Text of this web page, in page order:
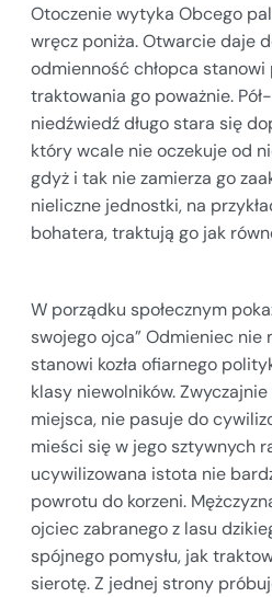
Otoczenie wytyka Obcego
wręcz poniża. Otwarcie daje
odmienność chłopca
traktowania go poważnie.
niedźwiedź długo stara się
który wcale nie oczekuje od
gdyż i tak nie zamierza go
nieliczne jednostki, na
bohatera, traktują go jak
W porządku społecznym
swojego ojca” Odmieniec nie
stanowi kozła ofiarnego
klasy niewolników.
miejsca, nie pasuje do
mieści się w jego sztywnych
ucywilizowana istota nie
powrotu do korzeni.
ojciec zabranego z lasu
spójnego pomysłu, jak
sierotę. Z jednej strony